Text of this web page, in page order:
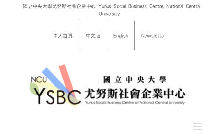
國立中央大學尤努斯社會企業中心 Yunus Social Business Centre, National Central
University
中大首頁 中文版 English Newsletter